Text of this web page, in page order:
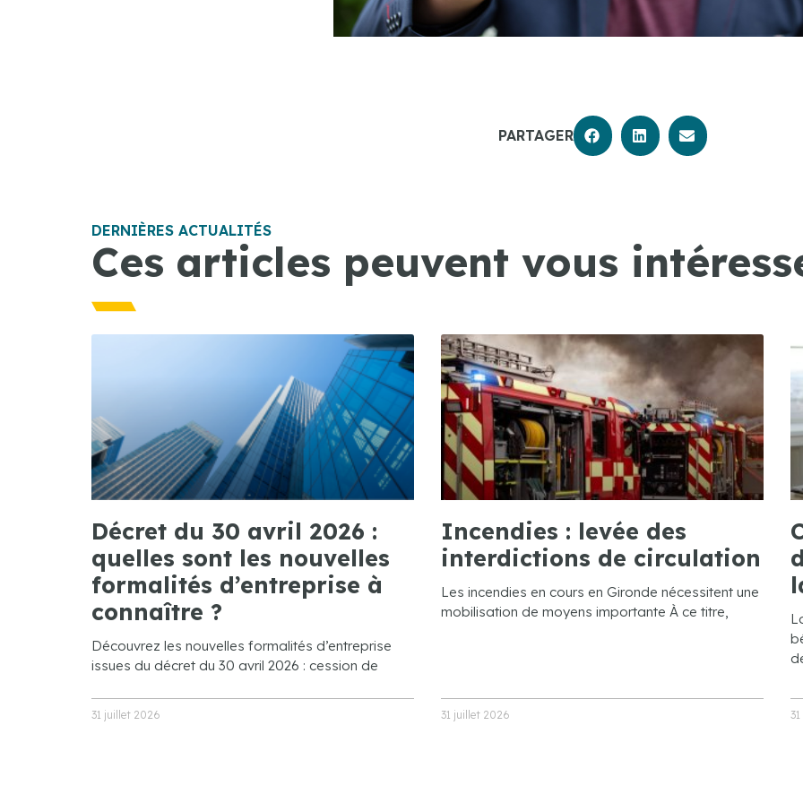
PARTAGER
DERNIÈRES ACTUALITÉS
Ces articles peuvent vous
Décret du 30 avril 2026 :
quelles sont les nouvelles
formalités d’entreprise à
connaître ?
Découvrez les nouvelles formalités d’entreprise
issues du décret du 30 avril 2026 : cession de
31 juillet 2026
Incendies : levée des
interdictions de circulation
Les incendies en cours en Gironde nécessitent une
mobilisation de moyens importante À ce titre,
31 juillet 2026